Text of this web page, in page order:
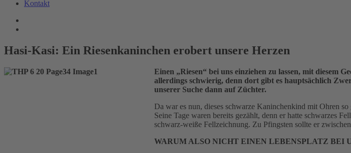
Kontakt
Hasi-Kasi: Ein Riesenkaninchen erobert unsere Herzen
Einen „Riesen“ bei uns einziehen zu lassen, mit diesem
allerdings schwierig, denn dort gibt es hauptsächlich
unserer Suche dann auf Züchter.
Da war es nun, dieses schwarze Kaninchenkind mit Ohren
Seine Tage waren bereits gezählt, denn er hatte schwarzes
schwarz-weiße Fellzeichnung. Zu Pfingsten sollte er
WARUM ALSO NICHT EINEN LEBENSPLATZ BEI